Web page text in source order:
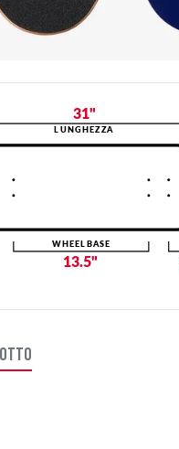
31"
LUNGHEZZA
13.5"
WHEELBASE